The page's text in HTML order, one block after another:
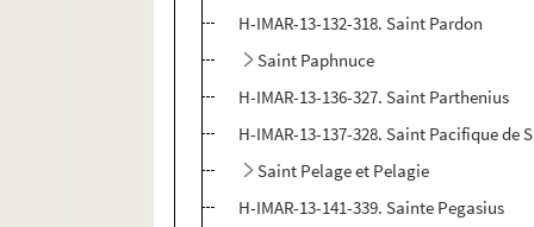
H-IMAR-13-132-318. Saint Pardon
Saint Paphnuce
H-IMAR-13-136-327. Saint Parthenius
H-IMAR-13-137-328. Saint Pacifique
Saint Pelage et Pelagie
H-IMAR-13-141-339. Sainte Pegasius